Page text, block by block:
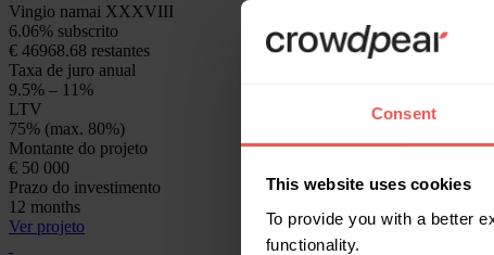
Consent
This website uses cookies
To provide you with a better
functionality.
Vingio namai XXXVIII
6.06% subscrito
€ 46968.68 restantes
Taxa de juro anual
9.5% – 11%
LTV
75% (max. 80%)
Montante do projeto
€ 50 000
Prazo do investimento
12 months
Ver projeto